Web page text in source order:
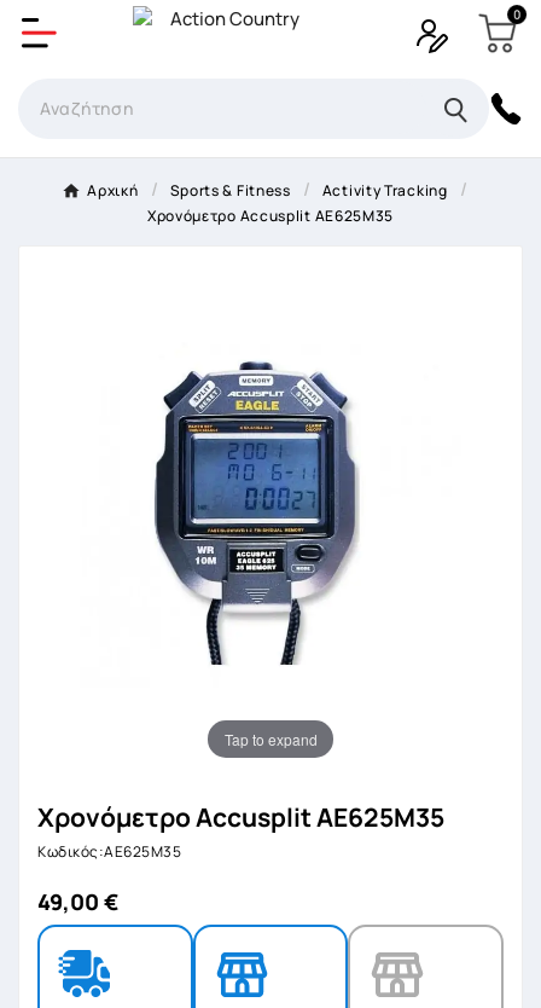
0
Αρχική Sports & Fitness
Activity Tracking
Χρονόμετρο Accusplit AE625M35
Tap to expand
Χρονόμετρο Accusplit AE625M35
Κωδικός:AE625M35
49,00 €
Δημιουργία λίστα επιθυμητών
×
Όνομα Λίστα επιθυμιτών
Δημιουργία λίστα επιθυμητών